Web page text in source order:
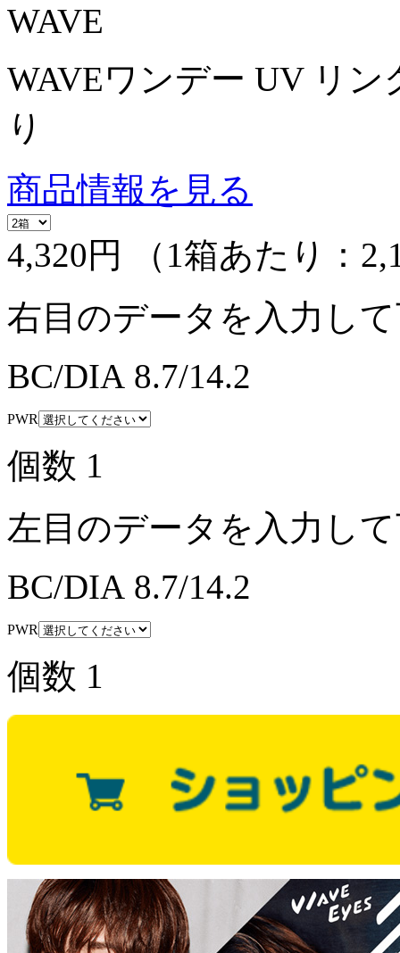
WAVE
WAVEワンデー UV リン
り
商品情報を見る
4,320円
（1箱あたり：
右目のデータを入力し
BC/DIA 8.7/14.2
PWR
個数 1
左目のデータを入力し
BC/DIA 8.7/14.2
PWR
個数 1